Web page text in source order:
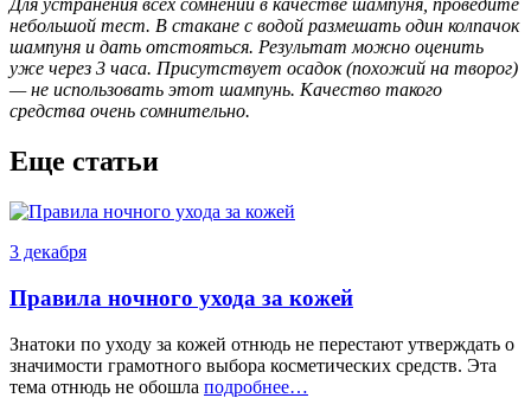
Для устранения всех сомнений в качестве шампуня, проведите
небольшой тест. В стакане с водой размешать один колпачок
шампуня и дать отстояться. Результат можно оценить
уже через 3 часа. Присутствует осадок (похожий на творог)
— не использовать этот шампунь. Качество такого
средства очень сомнительно.
Еще статьи
3 декабря
Правила ночного ухода за кожей
Знатоки по уходу за кожей отнюдь не перестают утверждать о
значимости грамотного выбора косметических средств. Эта
тема отнюдь не обошла подробнее…